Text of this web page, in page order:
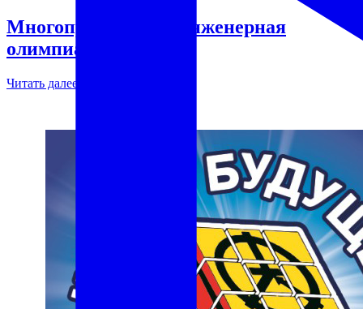
Многопрофильная инженерная
олимпиада Звезда
Читать далее →